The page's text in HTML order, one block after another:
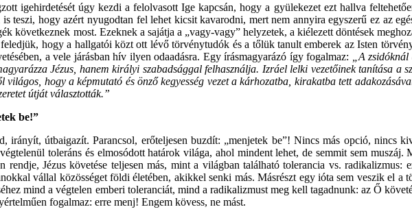
igehirdetését úgy kezdi a felolvasott Ige kapcsán, hogy a gyülekezet ezt hallva
teszi, hogy azért nyugodtan fel lehet kicsit kavarodni, mert nem annyira egyszerű ez az
következnek most. Ezeknek a sajátja a „vagy-vagy” helyzetek, a kiélezett döntések
hogy a hallgatói közt ott lévő törvénytudók és a tőlük tanult emberek az Isten
a vele járásban hív ilyen odaadásra. Egy írásmagyarázó így fogalmaz:
„A
Jézus, hanem királyi szabadsággal felhasználja. Izráel lelki vezetőinek tanítása a
világos, hogy a képmutató és önző kegyesség vezet a kárhozatba, kirakatba tett
útját választották.”
be!”
irányít, útbaigazít. Parancsol, erőteljesen buzdít: „menjetek be”! Nincs más opció, nincs
toleráns és elmosódott határok világa, ahol mindent lehet, de semmit sem muszáj.
rendje, Jézus követése teljesen más, mint a világban található tolerancia vs. radikalizmus:
vállal közösséget földi életében, akikkel senki más. Másrészt egy ióta sem veszik el a
mind a végtelen emberi toleranciát, mind a radikalizmust meg kell tagadnunk: az Ő
fogalmaz: erre menj! Engem kövess, ne mást.